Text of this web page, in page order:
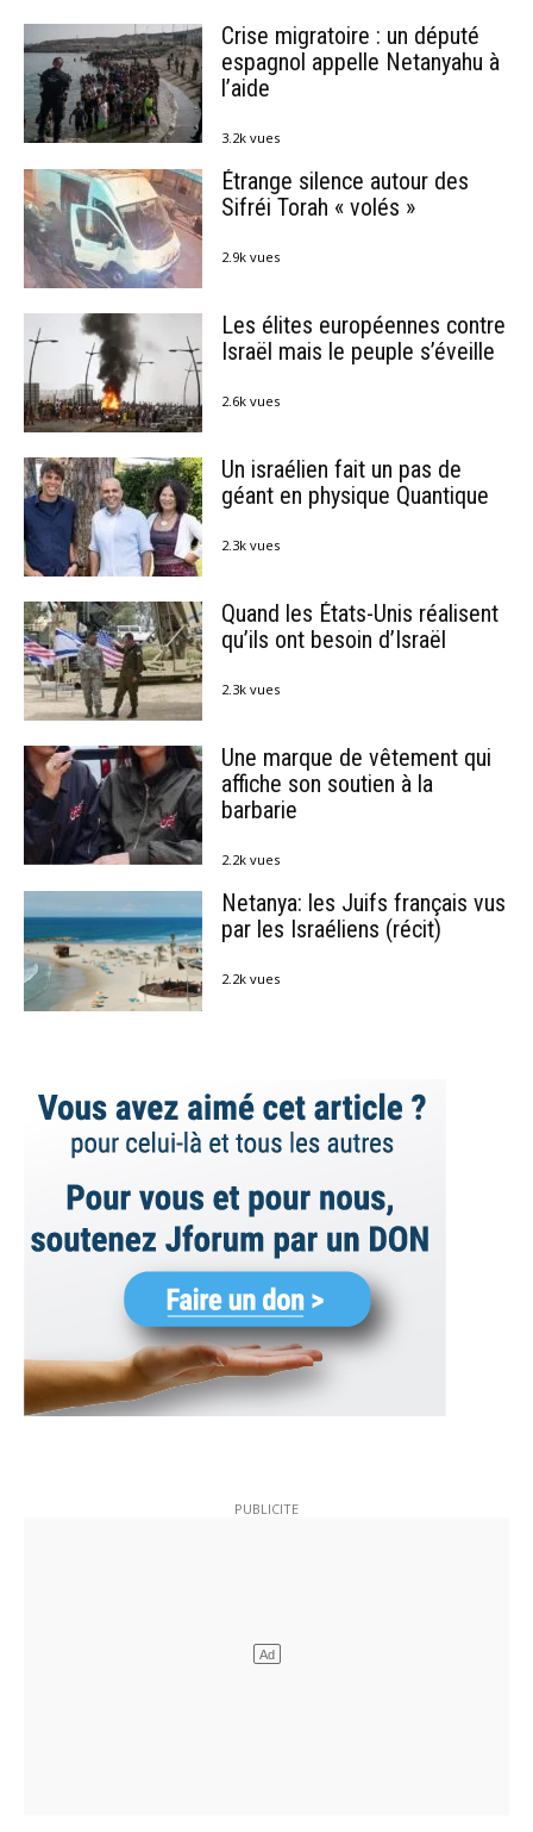
Crise migratoire : un député
espagnol appelle Netanyahu à
l’aide
3.2k vues
Étrange silence autour des
Sifréi Torah « volés »
2.9k vues
Les élites européennes contre
Israël mais le peuple s’éveille
2.6k vues
Un israélien fait un pas de
géant en physique Quantique
2.3k vues
Quand les États-Unis réalisent
qu’ils ont besoin d’Israël
2.3k vues
Une marque de vêtement qui
affiche son soutien à la
barbarie
2.2k vues
Netanya: les Juifs français vus
par les Israéliens (récit)
2.2k vues